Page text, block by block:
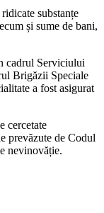
substanțe
și sume de bani,
cadrul Serviciului
Brigăzii Speciale
a fost asigurat
cercetate
prevăzute de Codul
nevinovăție.